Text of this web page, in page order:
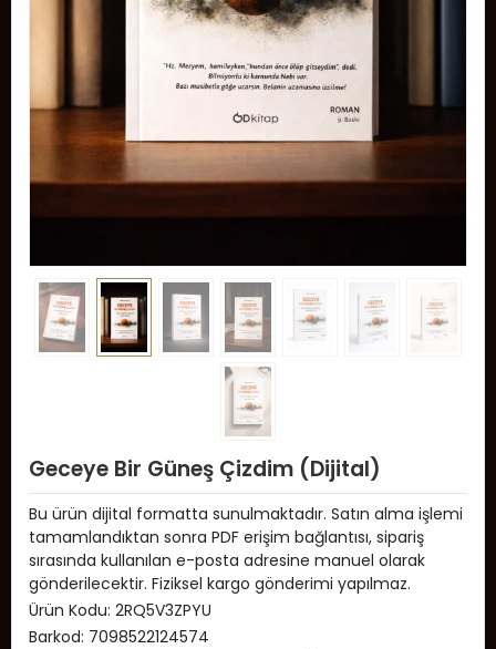
Geceye Bir Güneş Çizdim (Dijital)
Bu ürün dijital formatta sunulmaktadır. Satın alma işlemi
tamamlandıktan sonra PDF erişim bağlantısı, sipariş
sırasında kullanılan e-posta adresine manuel olarak
gönderilecektir. Fiziksel kargo gönderimi yapılmaz.
Ürün Kodu: 2RQ5V3ZPYU
Barkod: 7098522124574